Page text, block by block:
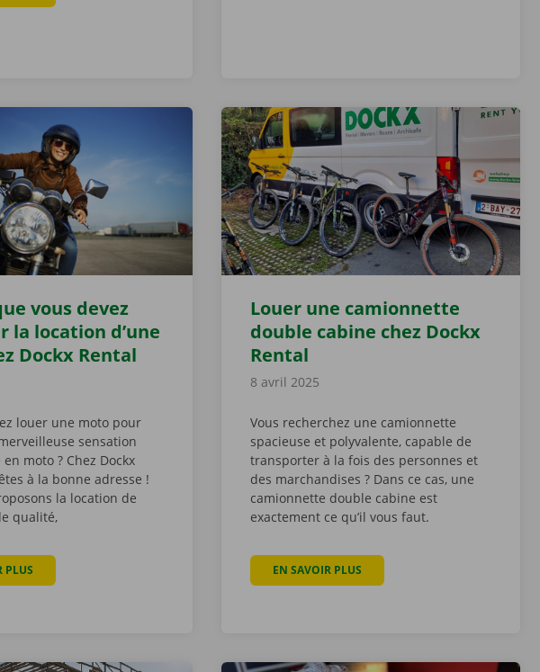
vous devez
la location d’une
Dockx Rental
louer une moto pour
sensation
moto ? Chez Dockx
à la bonne adresse !
la location de
qualité,
PLUS À PROPOS DE TOUT CE QUE VOUS DEVEZ SAVOIR SUR LA LOCATION D’UNE MOTO CHEZ DOCKX
Louer une camionnette
double cabine chez Dockx
Rental
8 avril 2025
Vous recherchez une camionnette
spacieuse et polyvalente, capable de
transporter à la fois des personnes et
des marchandises ? Dans ce cas, une
camionnette double cabine est
exactement ce qu’il vous faut.
EN SAVOIR PLUS